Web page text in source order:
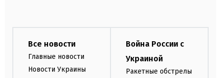
Все новости
Главные новости
Новости Украины
Война России с
Украиной
Ракетные обстрелы